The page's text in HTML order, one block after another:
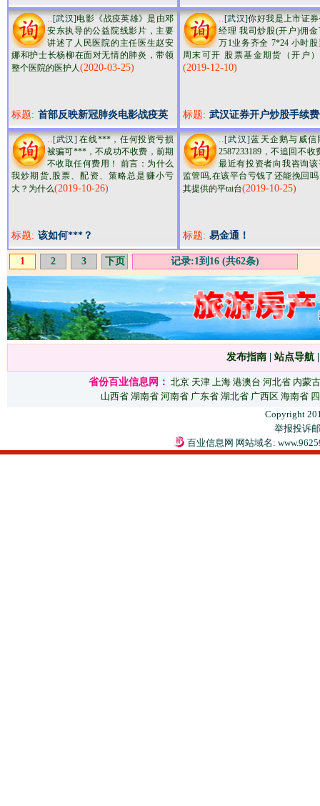
接找我开通万一超低佣
至万一含规费啦
..[武汉]电影《战疫英雄》是由邓
安东执导的公益院线影片，主要
讲述了人民医院的主任医生赵安
娜和护士长杨柳在面对无情的肺炎，带领
整个医院的医护人(2020-03-25)
标题: 首部反映新冠肺炎电影战疫英
雄开拍，主演阵容强大
..[武汉]你好我是上市证
经理 我司炒股(开户)佣金
万1业务齐全 7*24 小时
周末可开 股票基金期货（开户
(2019-12-10)
标题: 武汉证券开户炒股手续
万一，融资融券更低
..[武汉] 在线***，任何投资亏损
被骗可***，不成功不收费，前期
不收取任何费用！ 前言：为什么
我炒期货,股票、配资、策略总是赚小亏
大？为什么(2019-10-26)
标题: 该如何***？
..[武汉]蓝天企鹅与威信
2587233189，不追回
最近有投资者向我咨询该
监管吗,在该平台亏钱了还能挽回
其提供的平tai台(2019-10-25)
标题: 易金通！
1 2 3 下页 记录:1到16 (共62条)
发布指南 站点导航
省份百业信息网： 北京 天津 上海 港澳台 河北省 内蒙古
山西省 湖南省 河南省 广东省 湖北省 广西区 海南省
Copyright
举报投诉
百业信息网 网站域名: